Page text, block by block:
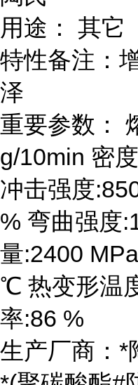
用途： 其它
特性备注：
泽
重要参数：
g/10min 密
冲击强度
% 弯曲强度
量:2400
℃ 热变形温
率:86 %
生产厂商：*